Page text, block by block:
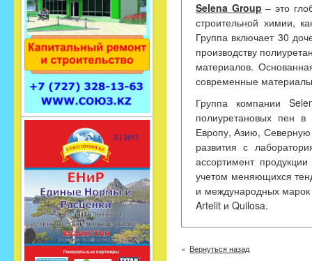
Selena Group – это
строительной химии,
Группа включает 30
производству
материалов.
современные
Группа компании
полиуретановых пен
Европу, Азию,
развития с
ассортимент
учетом меняющихся
и международных марок
Artelit и Quilosa.
Вернуться назад